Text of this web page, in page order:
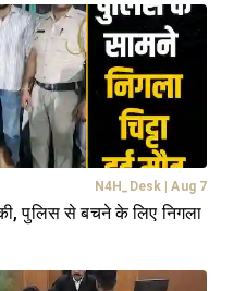
N4H_Desk | Aug 7
पुलिस से बचने के लिए निगला